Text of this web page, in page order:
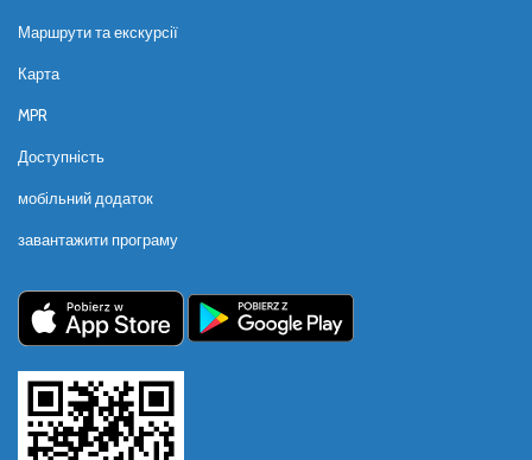
Маршрути та екскурсії
Карта
MPR
Доступність
мобільний додаток
завантажити програму